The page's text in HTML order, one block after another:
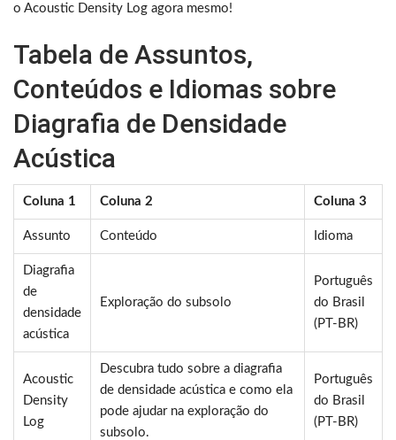
o Acoustic Density Log agora mesmo!
Tabela de Assuntos,
Conteúdos e Idiomas sobre
Diagrafia de Densidade
Acústica
Coluna 1 Coluna 2 Coluna 3
Assunto Conteúdo Idioma
Diagrafia
de
densidade
acústica
Exploração do subsolo
Português
do Brasil
(PT-BR)
Acoustic
Density
Log
Descubra tudo sobre a diagrafia
de densidade acústica e como ela
pode ajudar na exploração do
subsolo.
Português
do Brasil
(PT-BR)